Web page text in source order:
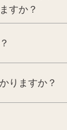
すか？
りますか？